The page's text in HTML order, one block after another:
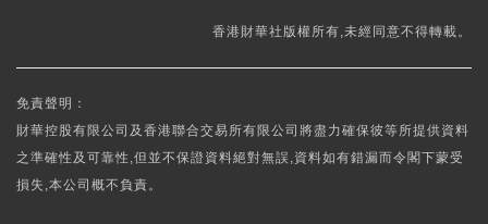
香港財華社版權所有,未經同意不得轉載。
免責聲明：
財華控股有限公司及香港聯合交易所有限公司將盡力確保彼等所提供資料
之準確性及可靠性,但並不保證資料絕對無誤,資料如有錯漏而令閣下蒙受
損失,本公司概不負責。